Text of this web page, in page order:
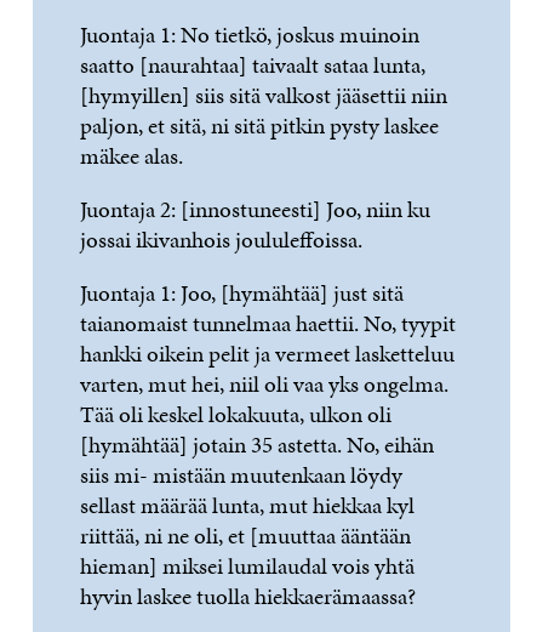
Juontaja 1: No tietkö, joskus muinoin
saatto [naurahtaa] taivaalt sataa lunta,
[hymyillen] siis sitä valkost jääsettii niin
paljon, et sitä, ni sitä pitkin pysty laskee
mäkee alas.
Juontaja 2: [innostuneesti] Joo, niin ku
jossai ikivanhois joululeffoissa.
Juontaja 1: Joo, [hymähtää] just sitä
taianomaist tunnelmaa haettii. No, tyypit
hankki oikein pelit ja vermeet lasketteluu
varten, mut hei, niil oli vaa yks ongelma.
Tää oli keskel lokakuuta, ulkon oli
[hymähtää] jotain 35 astetta. No, eihän
siis mi- mistään muutenkaan löydy
sellast määrää lunta, mut hiekkaa kyl
riittää, ni ne oli, et [muuttaa ääntään
hieman] miksei lumilaudal vois yhtä
hyvin laskee tuolla hiekkaerämaassa?